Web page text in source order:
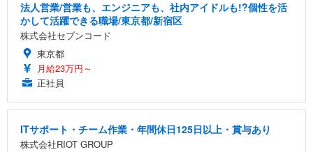
法人営業/営業も、エンジニアも、社内アイドルも!?個性を活
かして活躍できる職場/東京都/新宿区
株式会社セブンコード
東京都
月給23万円～
正社員
ITサポート・チーム作業・年間休日125日以上・賞与あり
株式会社RIOT GROUP